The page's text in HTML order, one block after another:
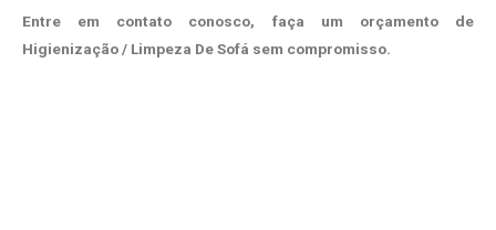
Entre em contato conosco, faça um orçamento de
Higienização / Limpeza De Sofá sem compromisso.